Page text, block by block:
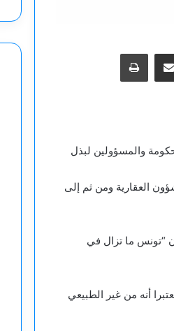
مشاركة عبر البريد طباعة
والمسؤولين لبذل
العقارية ومن ثم إلى
“تونس ما تزال في
معتبرا أنه من غير الطبيعي